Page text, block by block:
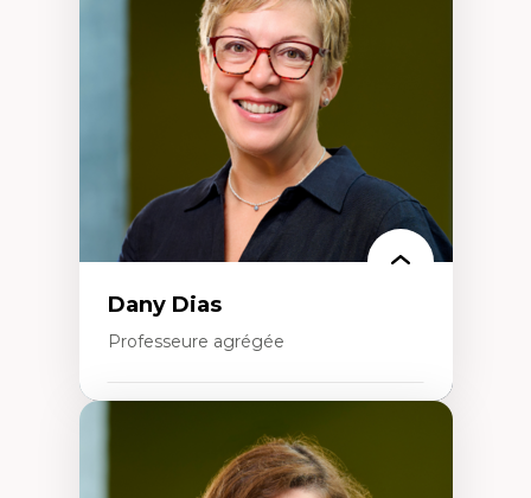
Élites économiques
Sociologie économique
Extractivisme
Classes sociales
Mouvements sociaux
Théories de l’État
Dany Dias
Professeure agrégée
Pédagogies critiques et justice sociale
Éthique relationnelle et sollicitude en